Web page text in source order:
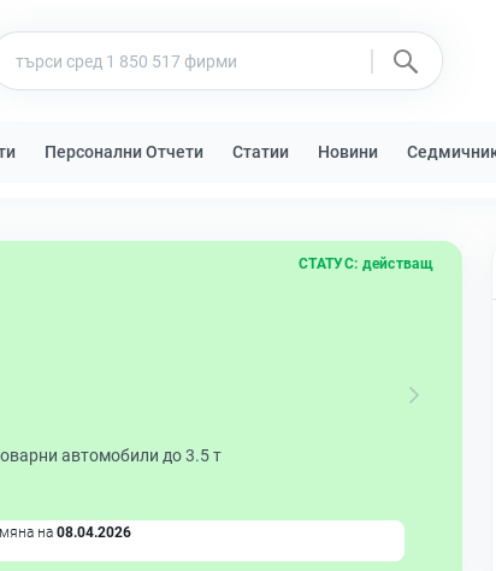
Персонални Отчети Статии Новини
СТАТУС: действащ
автомобили до 3.5 т
на 08.04.2026